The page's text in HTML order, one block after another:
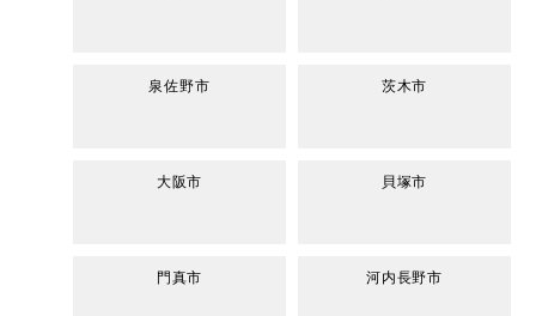
泉佐野市 茨木市
大阪市 貝塚市
門真市 河内長野市